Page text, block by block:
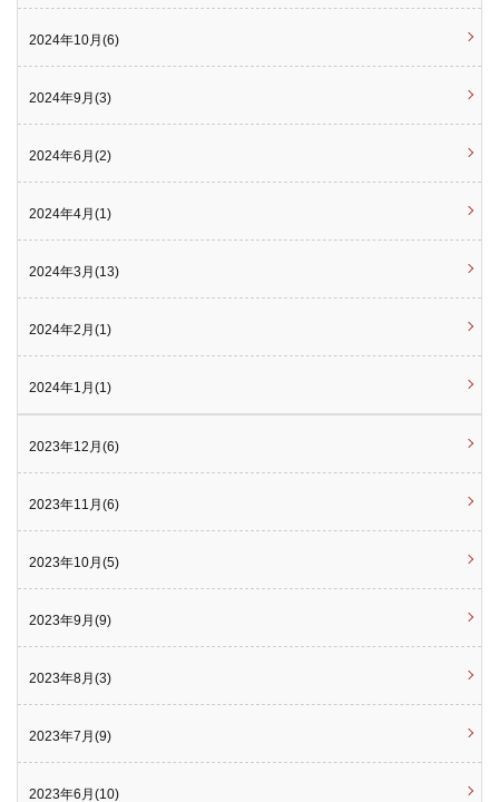
2024年10月(6)
2024年9月(3)
2024年6月(2)
2024年4月(1)
2024年3月(13)
2024年2月(1)
2024年1月(1)
2023年12月(6)
2023年11月(6)
2023年10月(5)
2023年9月(9)
2023年8月(3)
2023年7月(9)
2023年6月(10)